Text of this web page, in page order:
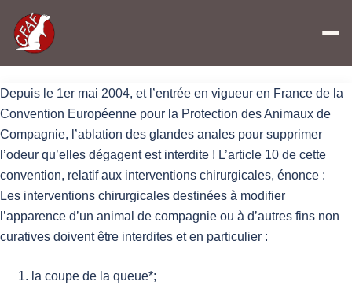
Accueil
Depuis le 1er mai 2004, et l’entrée en vigueur en France de la
Convention Européenne pour la Protection des Animaux de
Compagnie, l’ablation des glandes anales pour supprimer
l’odeur qu’elles dégagent est interdite ! L’article 10 de cette
convention, relatif aux interventions chirurgicales, énonce :
Les interventions chirurgicales destinées à modifier
l’apparence d’un animal de compagnie ou à d’autres fins non
curatives doivent être interdites et en particulier :
la coupe de la queue*;